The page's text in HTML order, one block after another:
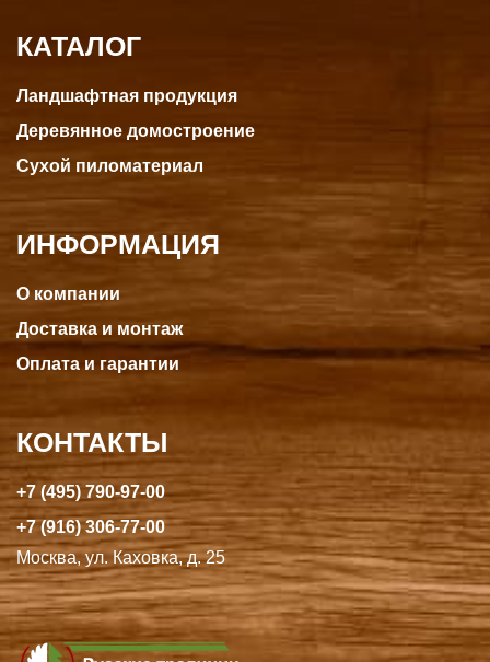
КАТАЛОГ
Ландшафтная продукция
Деревянное домостроение
Сухой пиломатериал
ИНФОРМАЦИЯ
О компании
Доставка и монтаж
Оплата и гарантии
КОНТАКТЫ
+7 (495) 790-97-00
+7 (916) 306-77-00
Москва, ул. Каховка, д. 25